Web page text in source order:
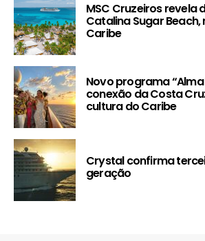
MSC Cruzeiros revela
Catalina Sugar
Caribe
Novo programa
conexão da Costa
cultura do Caribe
Crystal confirma
geração